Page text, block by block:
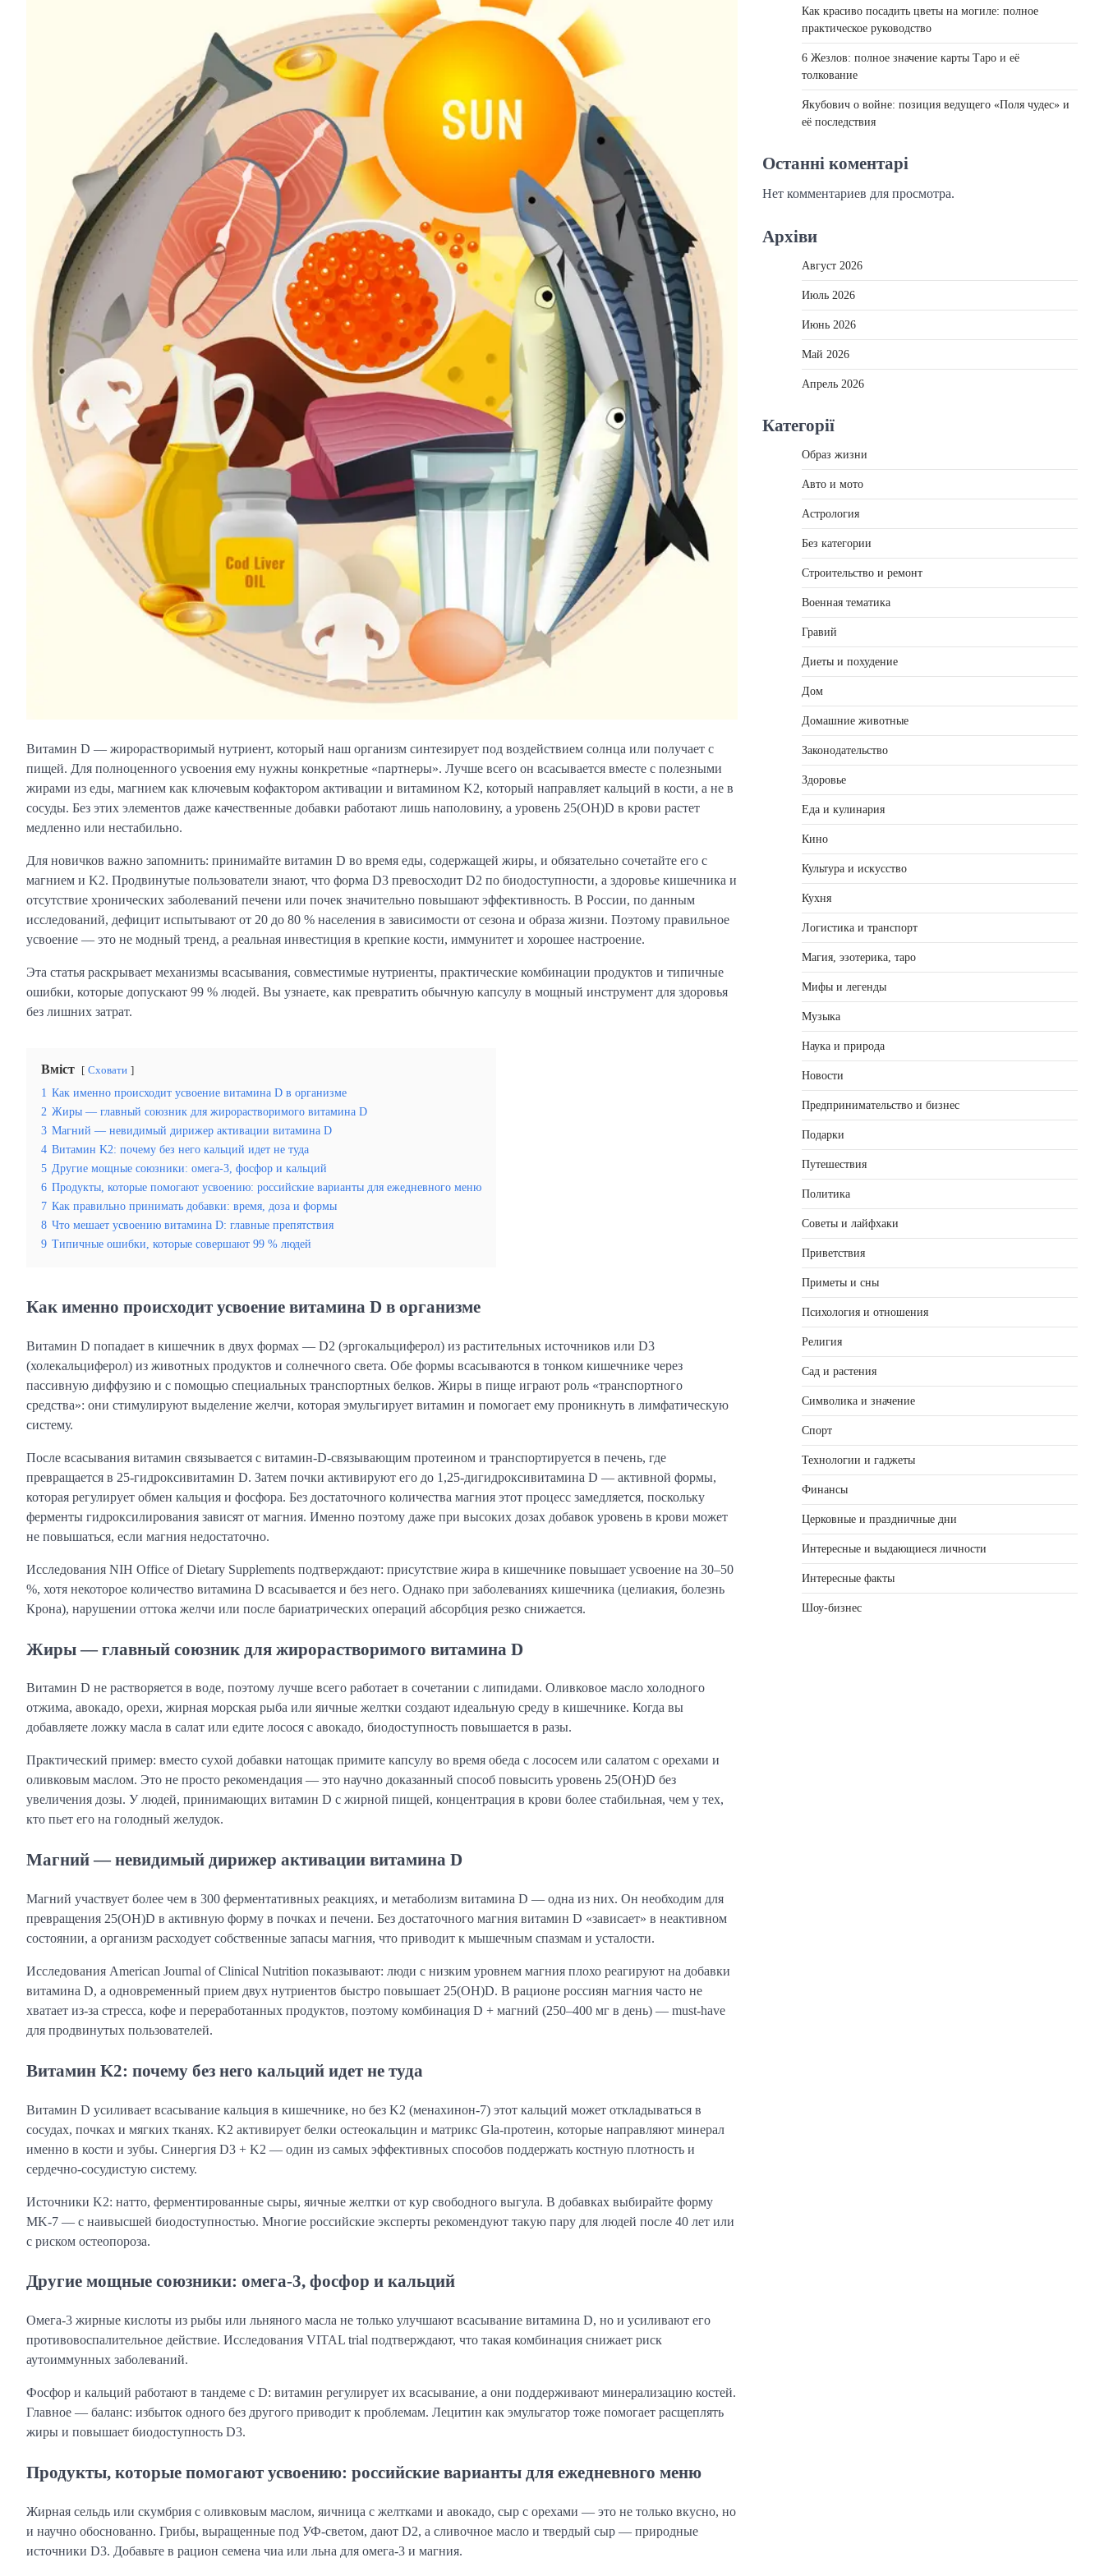
Витамин D — жирорастворимый нутриент, который наш организм синтезирует под воздействием солнца или получает с
пищей. Для полноценного усвоения ему нужны конкретные «партнеры». Лучше всего он всасывается вместе с полезными
жирами из еды, магнием как ключевым кофактором активации и витамином K2, который направляет кальций в кости, а не в
сосуды. Без этих элементов даже качественные добавки работают лишь наполовину, а уровень 25(OH)D в крови растет
медленно или нестабильно.
Для новичков важно запомнить: принимайте витамин D во время еды, содержащей жиры, и обязательно сочетайте его с
магнием и K2. Продвинутые пользователи знают, что форма D3 превосходит D2 по биодоступности, а здоровье кишечника и
отсутствие хронических заболеваний печени или почек значительно повышают эффективность. В России, по данным
исследований, дефицит испытывают от 20 до 80 % населения в зависимости от сезона и образа жизни. Поэтому правильное
усвоение — это не модный тренд, а реальная инвестиция в крепкие кости, иммунитет и хорошее настроение.
Эта статья раскрывает механизмы всасывания, совместимые нутриенты, практические комбинации продуктов и типичные
ошибки, которые допускают 99 % людей. Вы узнаете, как превратить обычную капсулу в мощный инструмент для здоровья
без лишних затрат.
Вміст Сховати
1 Как именно происходит усвоение витамина D в организме
2 Жиры — главный союзник для жирорастворимого витамина D
3 Магний — невидимый дирижер активации витамина D
4 Витамин K2: почему без него кальций идет не туда
5 Другие мощные союзники: омега-3, фосфор и кальций
6 Продукты, которые помогают усвоению: российские варианты для ежедневного меню
7 Как правильно принимать добавки: время, доза и формы
8 Что мешает усвоению витамина D: главные препятствия
9 Типичные ошибки, которые совершают 99 % людей
Как именно происходит усвоение витамина D в организме
Витамин D попадает в кишечник в двух формах — D2 (эргокальциферол) из растительных источников или D3
(холекальциферол) из животных продуктов и солнечного света. Обе формы всасываются в тонком кишечнике через
пассивную диффузию и с помощью специальных транспортных белков. Жиры в пище играют роль «транспортного
средства»: они стимулируют выделение желчи, которая эмульгирует витамин и помогает ему проникнуть в лимфатическую
систему.
После всасывания витамин связывается с витамин-D-связывающим протеином и транспортируется в печень, где
превращается в 25-гидроксивитамин D. Затем почки активируют его до 1,25-дигидроксивитамина D — активной формы,
которая регулирует обмен кальция и фосфора. Без достаточного количества магния этот процесс замедляется, поскольку
ферменты гидроксилирования зависят от магния. Именно поэтому даже при высоких дозах добавок уровень в крови может
не повышаться, если магния недостаточно.
Исследования NIH Office of Dietary Supplements подтверждают: присутствие жира в кишечнике повышает усвоение на 30–50
%, хотя некоторое количество витамина D всасывается и без него. Однако при заболеваниях кишечника (целиакия, болезнь
Крона), нарушении оттока желчи или после бариатрических операций абсорбция резко снижается.
Жиры — главный союзник для жирорастворимого витамина D
Витамин D не растворяется в воде, поэтому лучше всего работает в сочетании с липидами. Оливковое масло холодного
отжима, авокадо, орехи, жирная морская рыба или яичные желтки создают идеальную среду в кишечнике. Когда вы
добавляете ложку масла в салат или едите лосося с авокадо, биодоступность повышается в разы.
Практический пример: вместо сухой добавки натощак примите капсулу во время обеда с лососем или салатом с орехами и
оливковым маслом. Это не просто рекомендация — это научно доказанный способ повысить уровень 25(OH)D без
увеличения дозы. У людей, принимающих витамин D с жирной пищей, концентрация в крови более стабильная, чем у тех,
кто пьет его на голодный желудок.
Магний — невидимый дирижер активации витамина D
Магний участвует более чем в 300 ферментативных реакциях, и метаболизм витамина D — одна из них. Он необходим для
превращения 25(OH)D в активную форму в почках и печени. Без достаточного магния витамин D «зависает» в неактивном
состоянии, а организм расходует собственные запасы магния, что приводит к мышечным спазмам и усталости.
Исследования American Journal of Clinical Nutrition показывают: люди с низким уровнем магния плохо реагируют на добавки
витамина D, а одновременный прием двух нутриентов быстро повышает 25(OH)D. В рационе россиян магния часто не
хватает из-за стресса, кофе и переработанных продуктов, поэтому комбинация D + магний (250–400 мг в день) — must-have
для продвинутых пользователей.
Витамин K2: почему без него кальций идет не туда
Витамин D усиливает всасывание кальция в кишечнике, но без K2 (менахинон-7) этот кальций может откладываться в
сосудах, почках и мягких тканях. K2 активирует белки остеокальцин и матрикс Gla-протеин, которые направляют минерал
именно в кости и зубы. Синергия D3 + K2 — один из самых эффективных способов поддержать костную плотность и
сердечно-сосудистую систему.
Источники K2: натто, ферментированные сыры, яичные желтки от кур свободного выгула. В добавках выбирайте форму
MK-7 — с наивысшей биодоступностью. Многие российские эксперты рекомендуют такую пару для людей после 40 лет или
с риском остеопороза.
Другие мощные союзники: омега-3, фосфор и кальций
Омега-3 жирные кислоты из рыбы или льняного масла не только улучшают всасывание витамина D, но и усиливают его
противовоспалительное действие. Исследования VITAL trial подтверждают, что такая комбинация снижает риск
аутоиммунных заболеваний.
Фосфор и кальций работают в тандеме с D: витамин регулирует их всасывание, а они поддерживают минерализацию костей.
Главное — баланс: избыток одного без другого приводит к проблемам. Лецитин как эмульгатор тоже помогает расщеплять
жиры и повышает биодоступность D3.
Продукты, которые помогают усвоению: российские варианты для ежедневного меню
Жирная сельдь или скумбрия с оливковым маслом, яичница с желтками и авокадо, сыр с орехами — это не только вкусно, но
и научно обоснованно. Грибы, выращенные под УФ-светом, дают D2, а сливочное масло и твердый сыр — природные
источники D3. Добавьте в рацион семена чиа или льна для омега-3 и магния.
Как красиво посадить цветы на могиле: полное
практическое руководство
6 Жезлов: полное значение карты Таро и её
толкование
Якубович о войне: позиция ведущего «Поля чудес» и
её последствия
Останні коментарі
Нет комментариев для просмотра.
Архіви
Август 2026
Июль 2026
Июнь 2026
Май 2026
Апрель 2026
Категорії
Образ жизни
Авто и мото
Астрология
Без категории
Строительство и ремонт
Военная тематика
Гравий
Диеты и похудение
Дом
Домашние животные
Законодательство
Здоровье
Еда и кулинария
Кино
Культура и искусство
Кухня
Логистика и транспорт
Магия, эзотерика, таро
Мифы и легенды
Музыка
Наука и природа
Новости
Предпринимательство и бизнес
Подарки
Путешествия
Политика
Советы и лайфхаки
Приветствия
Приметы и сны
Психология и отношения
Религия
Сад и растения
Символика и значение
Спорт
Технологии и гаджеты
Финансы
Церковные и праздничные дни
Интересные и выдающиеся личности
Интересные факты
Шоу-бизнес